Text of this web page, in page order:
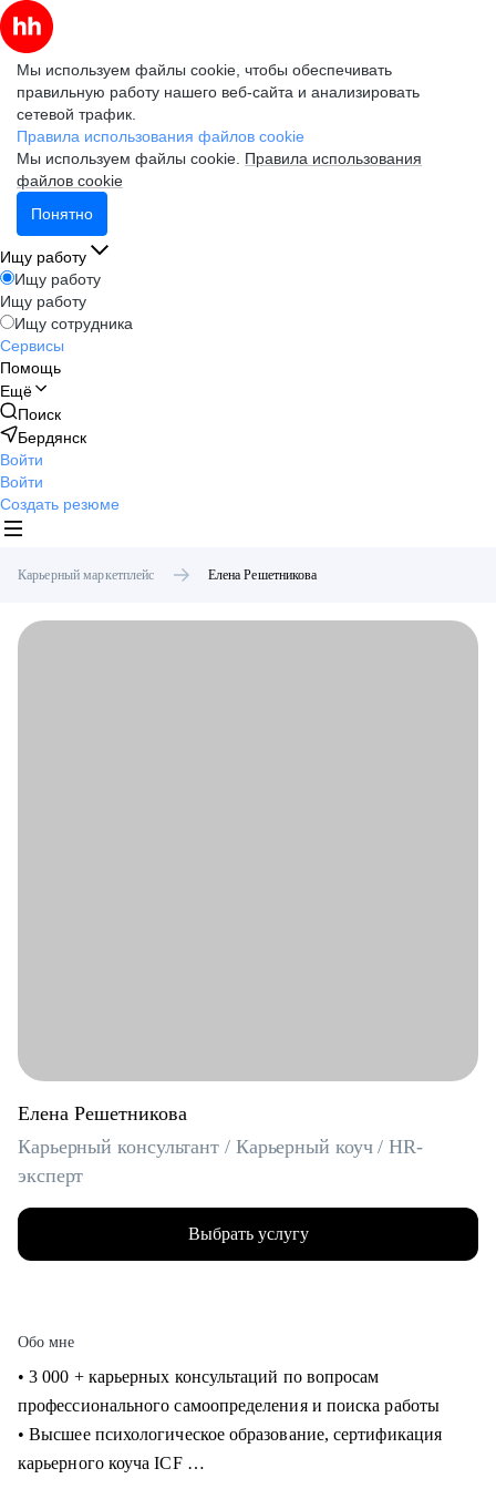
Мы используем файлы cookie, чтобы обеспечивать
правильную работу нашего веб-сайта и анализировать
сетевой трафик.
Правила использования файлов cookie
Мы используем файлы cookie. Правила использования
файлов cookie
Понятно
Ищу работу
Ищу работу
Ищу работу
Ищу сотрудника
Сервисы
Помощь
Ещё
Поиск
Бердянск
Войти
Войти
Создать резюме
Карьерный маркетплейс Елена Решетникова
Елена Решетникова
Карьерный консультант / Карьерный коуч / HR-
эксперт
Выбрать услугу
Обо мне
• 3 000 + карьерных консультаций по вопросам
профессионального самоопределения и поиска работы
• Высшее психологическое образование, сертификация
карьерного коуча ICF